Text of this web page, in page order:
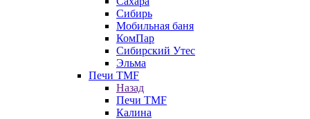
Сибирь
Мобильная баня
КомПар
Сибирский Утес
Эльма
Печи TMF
Назад
Печи TMF
Калина